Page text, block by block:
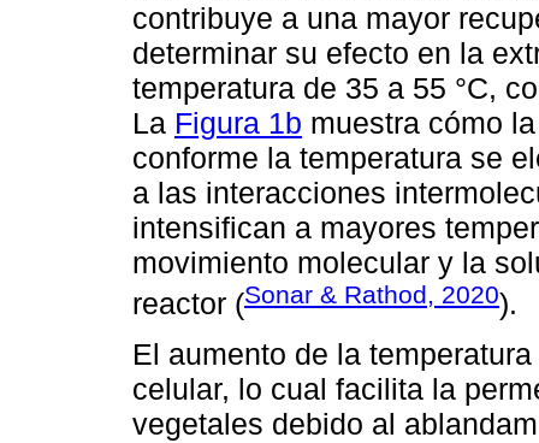
contribuye a una mayor
determinar su efecto en la
temperatura de 35 a 55 °C,
La Figura 1b muestra cómo
conforme la temperatura se
a las interacciones
intensifican a mayores
movimiento molecular y la
reactor (Sonar & Rathod, 2020).
El aumento de la
celular, lo cual facilita la
vegetales debido al